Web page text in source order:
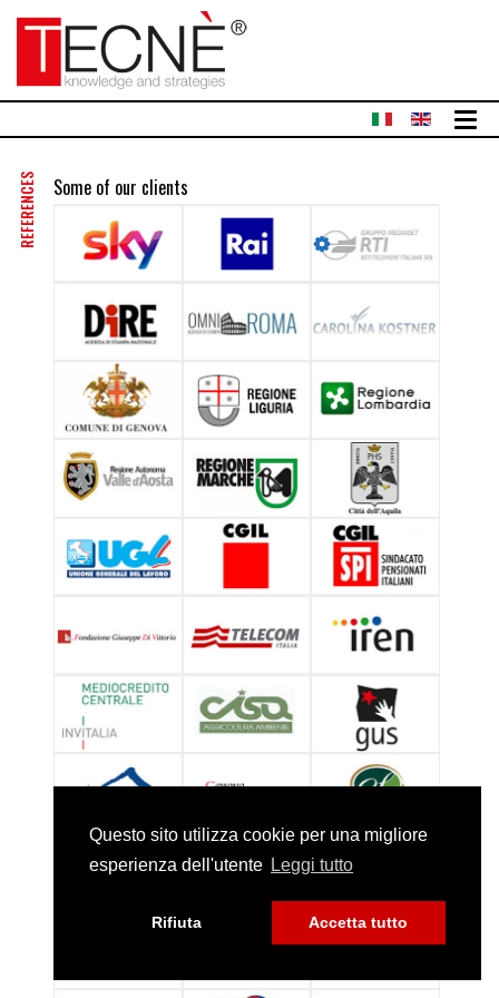
Questo sito utilizza cookie per una migliore
esperienza dell'utente Leggi tutto
Rifiuta Accetta tutto
REFERENCES Some of our clients